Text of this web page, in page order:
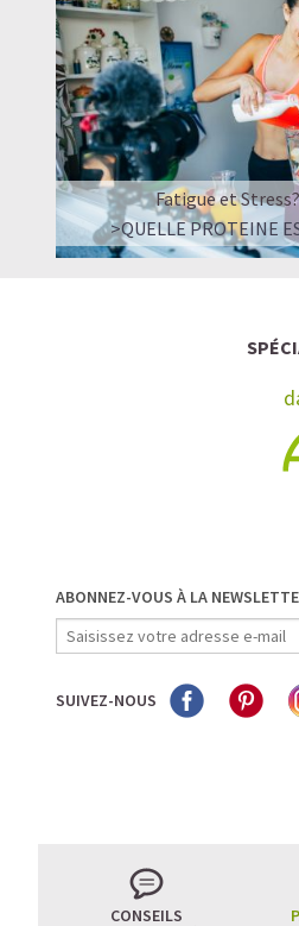
Fatigue et
>QUELLE PROTEINE
ABONNEZ-VOUS À LA
SUIVEZ-NOUS
CONSEILS